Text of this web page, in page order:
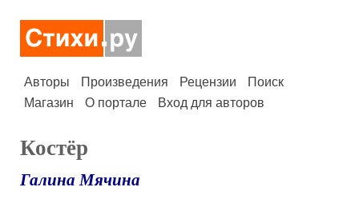
Авторы Произведения Рецензии
Поиск
Магазин
О портале Вход для авторов
Костёр
Галина Мячина